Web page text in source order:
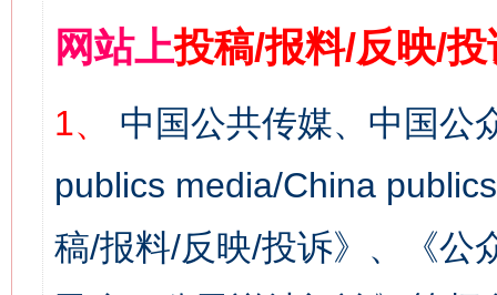
网站上投稿/报料/反映/
1、
中国公共传媒、中国公
publics media/China
稿/报料/反映/投诉》、《公